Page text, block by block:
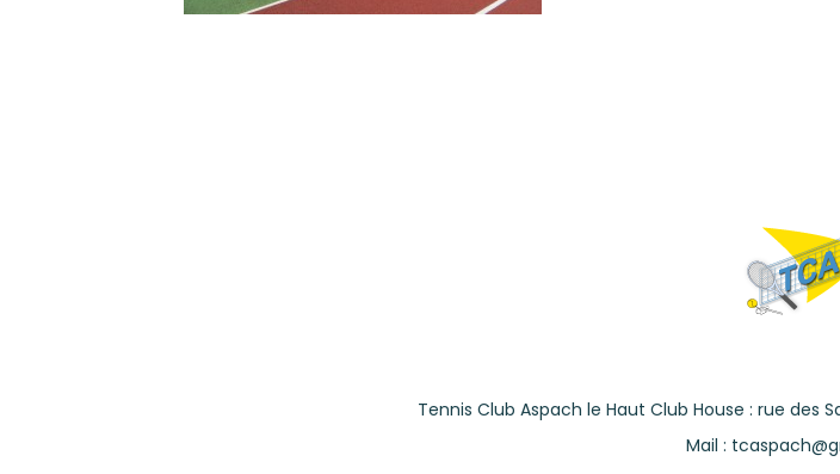
Tennis Club Aspach le Haut Club House : rue des
Mail :